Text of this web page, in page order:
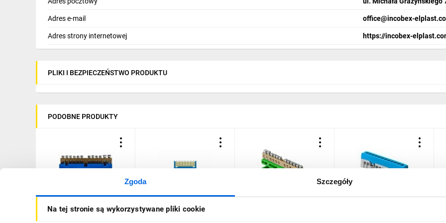
Zgoda Szczegóły
Na tej stronie są wykorzystywane pliki cookie
Adres e-mail office@incobex-
Adres strony internetowej https://incobex-
PLIKI I BEZPIECZEŃSTWO PRODUKTU
PODOBNE PRODUKTY
Listwa zaciskowa na szynę
12-torowa niebieska TH35
Listwa zaciskowa niska na
szynę 7-torowa niebieska